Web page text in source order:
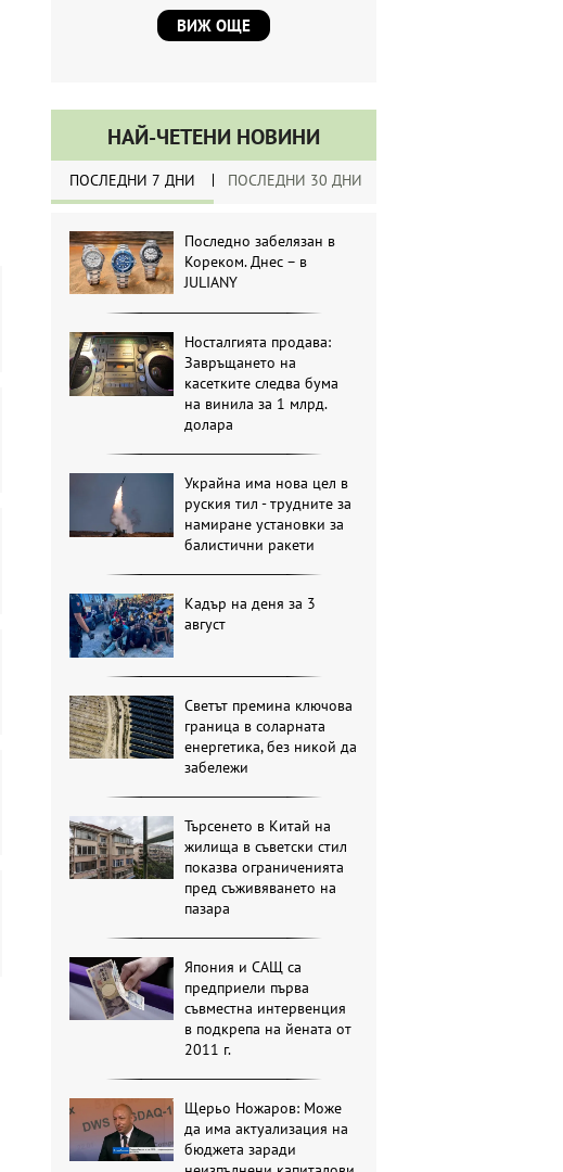
ВИЖ ОЩЕ
НАЙ-ЧЕТЕНИ НОВИНИ
ПОСЛЕДНИ 7 ДНИ ПОСЛЕДНИ 30 ДНИ
Последно забелязан в
Кореком. Днес – в
JULIANY
Носталгията продава:
Завръщането на
касетките следва бума
на винила за 1 млрд.
долара
Украйна има нова цел в
руския тил - трудните за
намиране установки за
балистични ракети
Кадър на деня за 3
август
Светът премина ключова
граница в соларната
енергетика, без никой да
забележи
Търсенето в Китай на
жилища в съветски стил
показва ограниченията
пред съживяването на
пазара
Япония и САЩ са
предприели първа
съвместна интервенция
в подкрепа на йената от
2011 г.
Щерьо Ножаров: Може
да има актуализация на
бюджета заради